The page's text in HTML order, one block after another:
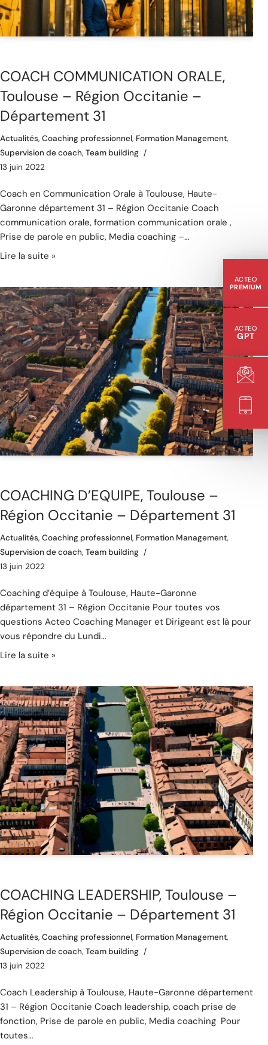
ACTEO
PREMIUM
ACTEO
GPT
COACH COMMUNICATION ORALE,
Toulouse – Région Occitanie –
Département 31
Actualités, Coaching professionnel, Formation Management,
Supervision de coach, Team building
13 juin 2022
Coach en Communication Orale à Toulouse, Haute-
Garonne département 31 – Région Occitanie Coach
communication orale, formation communication orale ,
Prise de parole en public, Media coaching –…
Lire la suite »
COACHING D’EQUIPE, Toulouse –
Région Occitanie – Département 31
Actualités, Coaching professionnel, Formation Management,
Supervision de coach, Team building
13 juin 2022
Coaching d’équipe à Toulouse, Haute-Garonne
département 31 – Région Occitanie Pour toutes vos
questions Acteo Coaching Manager et Dirigeant est là pour
vous répondre du Lundi…
Lire la suite »
COACHING LEADERSHIP, Toulouse –
Région Occitanie – Département 31
Actualités, Coaching professionnel, Formation Management,
Supervision de coach, Team building
13 juin 2022
Coach Leadership à Toulouse, Haute-Garonne département
31 – Région Occitanie Coach leadership, coach prise de
fonction, Prise de parole en public, Media coaching Pour
toutes…